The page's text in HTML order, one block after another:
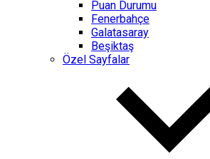
Puan Durumu
Fenerbahçe
Galatasaray
Beşiktaş
Özel Sayfalar